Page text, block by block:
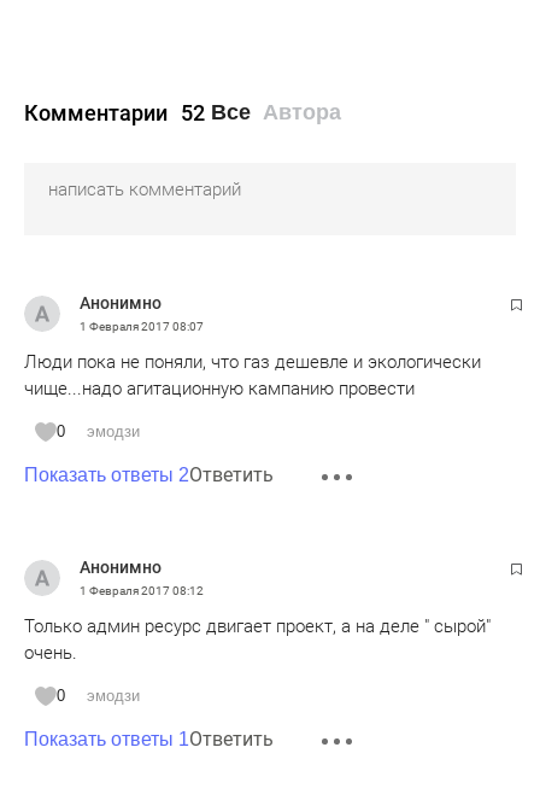
Комментарии 52 Все Автора
Анонимно
1 Февраля 201708:07
Люди пока не поняли, что газ дешевле и экологически
чище...надо агитационную кампанию провести
0 эмодзи
Показать ответы 2Ответить
Анонимно
1 Февраля 201708:12
Только админ ресурс двигает проект, а на деле " сырой"
очень.
0 эмодзи
Показать ответы 1Ответить